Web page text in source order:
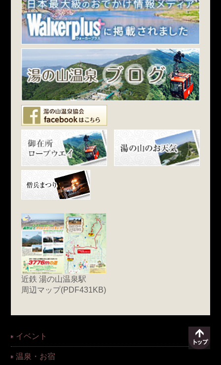
近鉄 湯の山温泉駅
周辺マップ(PDF431KB)
イベント
温泉・お宿